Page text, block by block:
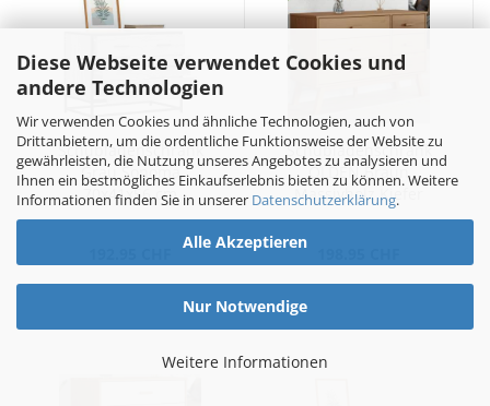
Diese Webseite verwendet Cookies und
andere Technologien
Wir verwenden Cookies und ähnliche Technologien, auch von
Drittanbietern, um die ordentliche Funktionsweise der Website zu
gewährleisten, die Nutzung unseres Angebotes zu analysieren und
Ihnen ein bestmögliches Einkaufserlebnis bieten zu können. Weitere
Informationen finden Sie in unserer Datenschutzerklärung.
Alle Akzeptieren
Nur Notwendige
Weitere Informationen
Schubladenschrank
Grau Sonoma
70x41x56 cm
Holzwerkstoff
Schubladenschrank
OLDEN Braun
Massivholz Kiefer